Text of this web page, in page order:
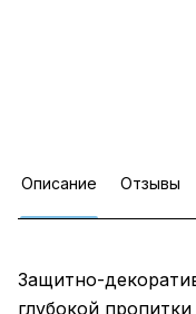
Описание Отзывы
Защитно-
глубокой